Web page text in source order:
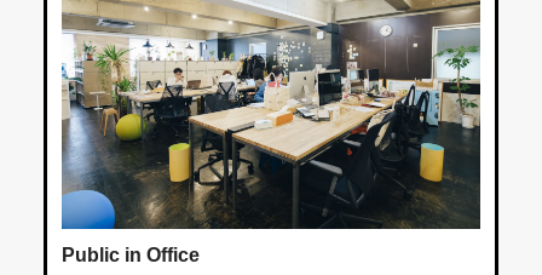
Public in Office